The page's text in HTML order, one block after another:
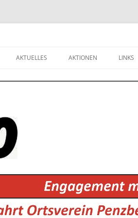
Inhalt
AKTUELLES AKTIONEN LINKS